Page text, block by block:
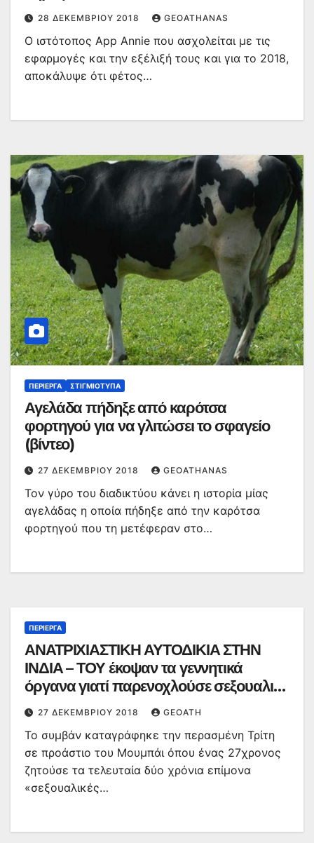
28 ΔΕΚΕΜΒΡΊΟΥ 2018 GEOATHANAS
Ο ιστότοπος App Annie που ασχολείται με τις
εφαρμογές και την εξέλιξή τους και για το 2018,
αποκάλυψε ότι φέτος…
ΠΕΡΊΕΡΓΑ ΣΤΙΓΜΙΌΤΥΠΑ
Αγελάδα πήδηξε από καρότσα
φορτηγού για να γλιτώσει το σφαγείο
(βίντεο)
27 ΔΕΚΕΜΒΡΊΟΥ 2018 GEOATHANAS
Τον γύρο του διαδικτύου κάνει η ιστορία μίας
αγελάδας η οποία πήδηξε από την καρότσα
φορτηγού που τη μετέφεραν στο…
ΠΕΡΊΕΡΓΑ
ΑΝΑΤΡΙΧΙΑΣΤΙΚΗ ΑΥΤΟΔΙΚΙΑ ΣΤΗΝ
ΙΝΔΙΑ – ΤΟΥ έκοψαν τα γεννητικά
όργανα γιατί παρενοχλούσε σεξουαλικά
γυναίκα
27 ΔΕΚΕΜΒΡΊΟΥ 2018 GEOATH
Το συμβάν καταγράφηκε την περασμένη Τρίτη
σε προάστιο του Μουμπάι όπου ένας 27χρονος
ζητούσε τα τελευταία δύο χρόνια επίμονα
«σεξουαλικές…